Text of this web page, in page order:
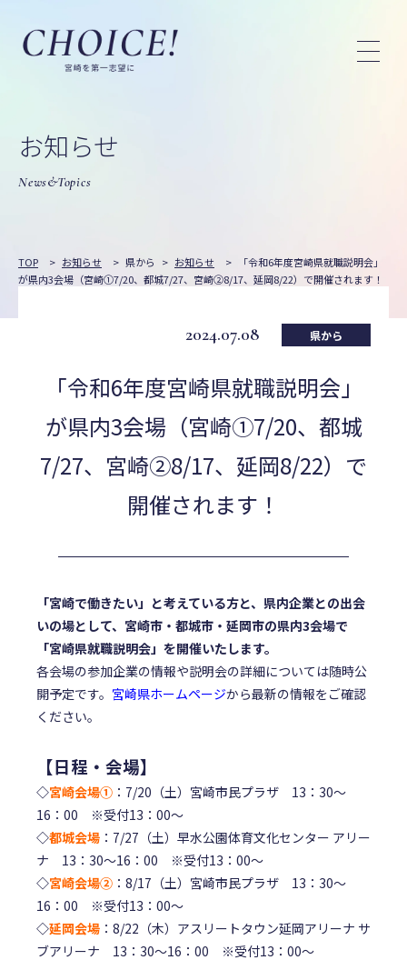
お知らせ
News&Topics
TOP > お知らせ > 県から > お知らせ >
「令和6年度宮崎県就職説明会」
が県内3会場（宮崎①7/20、都城7/27、宮崎②8/17、延岡8/22）で開催されます！
2024.07.08 県から
「令和6年度宮崎県就職説明会」
が県内3会場（宮崎①7/20、都城
7/27、宮崎②8/17、延岡8/22）で
開催されます！
「宮崎で働きたい」と考えている方と、県内企業との出会
いの場として、宮崎市・都城市・延岡市の県内3会場で
「宮崎県就職説明会」を開催いたします。
各会場の参加企業の情報や説明会の詳細については随時公
開予定です。 宮崎県ホームページから最新の情報をご確認
ください。
【日程・会場】
◇宮崎会場① ：7/20（土）宮崎市民プラザ 13：30～
16：00 ※受付13：00～
◇都城会場 ：7/27（土）早水公園体育文化センター アリー
ナ 13：30～16：00 ※受付13：00～
◇宮崎会場② ：8/17（土）宮崎市民プラザ 13：30～
16：00 ※受付13：00～
◇延岡会場 ：8/22（木）アスリートタウン延岡アリーナ サ
ブアリーナ 13：30～16：00 ※受付13：00～